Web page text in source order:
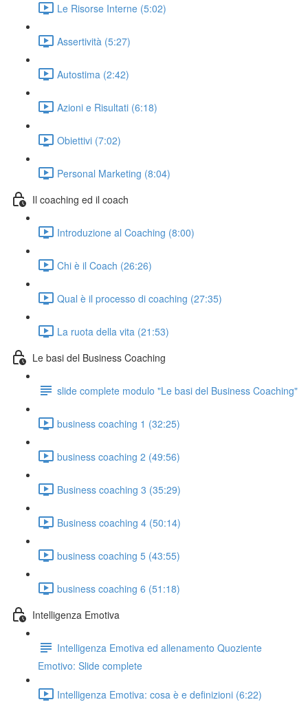
Le Risorse Interne (5:02)
Assertività (5:27)
Autostima (2:42)
Azioni e Risultati (6:18)
Obiettivi (7:02)
Personal Marketing (8:04)
Il coaching ed il coach
Introduzione al Coaching (8:00)
Chi è il Coach (26:26)
Qual è il processo di coaching (27:35)
La ruota della vita (21:53)
Le basi del Business Coaching
slide complete modulo "Le basi del Business Coaching"
business coaching 1 (32:25)
business coaching 2 (49:56)
Business coaching 3 (35:29)
Business coaching 4 (50:14)
business coaching 5 (43:55)
business coaching 6 (51:18)
Intelligenza Emotiva
Intelligenza Emotiva ed allenamento Quoziente
Emotivo: Slide complete
Intelligenza Emotiva: cosa è e definizioni (6:22)